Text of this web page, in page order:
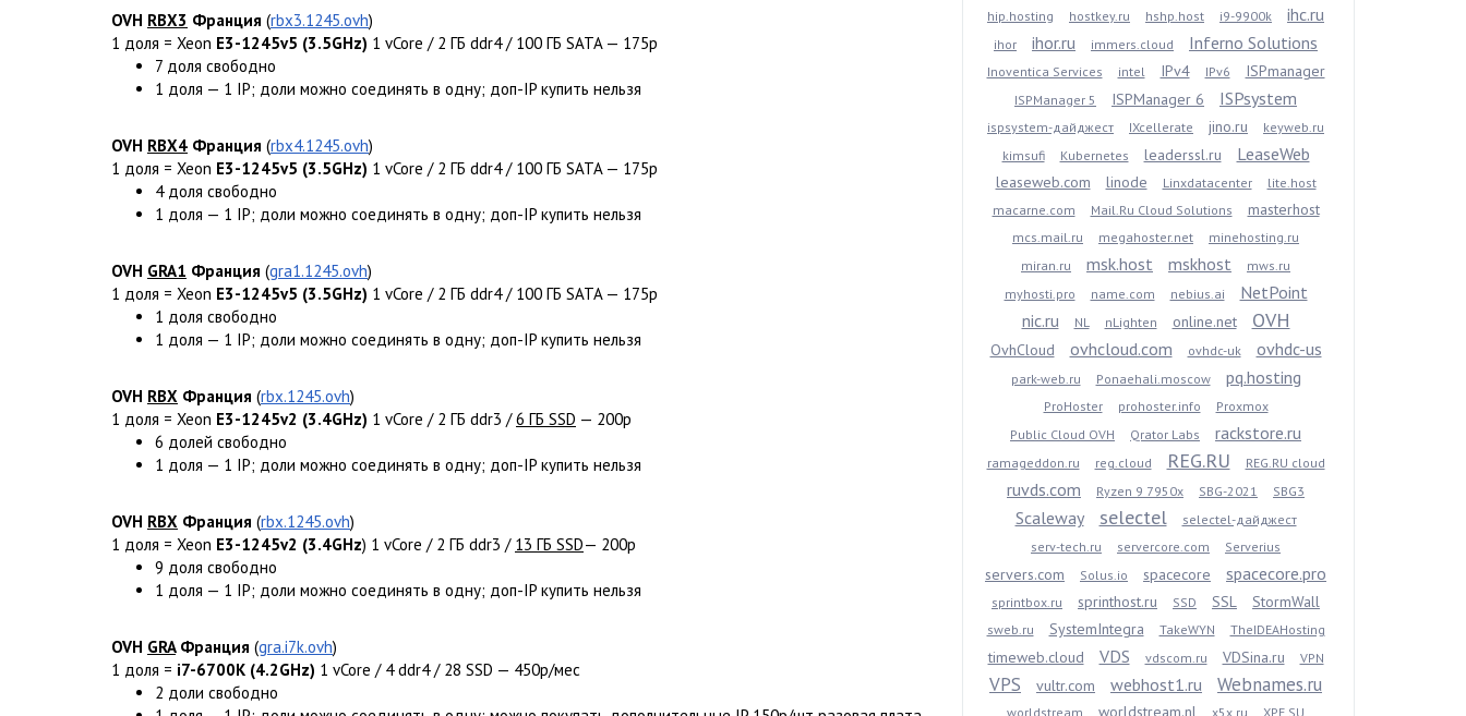
OVH RBX3 Франция (rbx3.1245.ovh)
1 доля = Xeon E3-1245v5 (3.5GHz) 1 vCore / 2 ГБ ddr4 / 100 ГБ SATA — 175р
7 доля свободно
1 доля — 1 IP; доли можно соединять в одну; доп-IP купить нельзя
OVH RBX4 Франция (rbx4.1245.ovh)
1 доля = Xeon E3-1245v5 (3.5GHz) 1 vCore / 2 ГБ ddr4 / 100 ГБ SATA — 175р
4 доля свободно
1 доля — 1 IP; доли можно соединять в одну; доп-IP купить нельзя
OVH GRA1 Франция (gra1.1245.ovh)
1 доля = Xeon E3-1245v5 (3.5GHz) 1 vCore / 2 ГБ ddr4 / 100 ГБ SATA — 175р
1 доля свободно
1 доля — 1 IP; доли можно соединять в одну; доп-IP купить нельзя
OVH RBX Франция (rbx.1245.ovh)
1 доля = Xeon E3-1245v2 (3.4GHz) 1 vCore / 2 ГБ ddr3 /6 ГБ SSD — 200р
6 долей свободно
1 доля — 1 IP; доли можно соединять в одну; доп-IP купить нельзя
OVH RBX Франция (rbx.1245.ovh)
1 доля = Xeon E3-1245v2 (3.4GHz) 1 vCore / 2 ГБ ddr3 / 13 ГБ SSD— 200р
9 доля свободно
1 доля — 1 IP; доли можно соединять в одну; доп-IP купить нельзя
OVH GRAФранция (gra.i7k.ovh)
1 доля = i7-6700K (4.2GHz) 1 vCore / 4 ddr4 / 28 SSD — 450р/мес
2 доли свободно
hip.hosting hostkey.ru hshp.host i9-9900k ihc.ru
ihor ihor.ru immers.cloud Inferno Solutions
Inoventica Services intel IPv4 IPv6 ISPmanager
ISPManager 5 ISPManager 6 ISPsystem
ispsystem-дайджест IXcellerate jino.ru
keyweb.ru
kimsufi
Kubernetes leaderssl.ru LeaseWeb
leaseweb.com linode Linxdatacenter
lite.host
macarne.com
Mail.Ru Cloud Solutions masterhost
mcs.mail.ru megahoster.net
minehosting.ru
miran.ru
msk.host mskhost
mws.ru
myhosti.pro
name.com nebius.ai
NetPoint
nic.ru
NL nLighten online.net OVH
OvhCloud ovhcloud.com ovhdc-uk ovhdc-us
park-web.ru Ponaehali.moscow pq.hosting
ProHoster prohoster.info
Proxmox
Public Cloud OVH
Qrator Labs rackstore.ru
ramageddon.ru reg.cloud REG.RU REG.RU cloud
ruvds.com Ryzen 9 7950x SBG-2021 SBG3
Scaleway selectel
selectel-дайджест
serv-tech.ru
servercore.com Serverius
servers.com Solus.io spacecore spacecore.pro
sprintbox.ru sprinthost.ru SSD SSL StormWall
sweb.ru SystemIntegra TakeWYN TheIDEAHosting
timeweb.cloud VDS vdscom.ru VDSina.ru VPN
VPS vultr.com webhost1.ru Webnames.ru
worldstream worldstream.nl x5x.ru XPE.SU